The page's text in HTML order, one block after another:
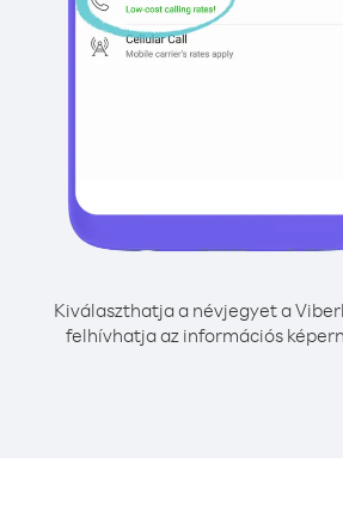
Kiválaszthatja a névjegyet a
felhívhatja az információs